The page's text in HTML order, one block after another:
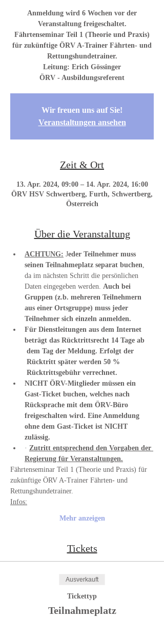
Anmeldung wird 6 Wochen vor der
Veranstaltung freigeschaltet.
Fährtenseminar Teil 1 (Theorie und Praxis)
für zukünftige ÖRV A-Trainer Fährten- und
Rettungshundetrainer.
Leitung: Erich Gössinger
ÖRV - Ausbildungsreferent
Wir freuen uns auf Sie!
Veranstaltungen ansehen
Zeit & Ort
13. Apr. 2024, 09:00 – 14. Apr. 2024, 16:00
ÖRV HSV Schwertberg, Furth, Schwertberg,
Österreich
Über die Veranstaltung
ACHTUNG: Jeder Teilnehmer muss
seinen Teilnahmeplatz separat buchen,
da im nächsten Schritt die persönlichen
Daten eingegeben werden. Auch bei
Gruppen (z.b. mehreren Teilnehmern
aus einer Ortsgruppe) muss jeder
Teilnehmer sich einzeln anmelden.
Für Dienstleitungen aus dem Internet
beträgt das Rücktrittsrecht 14 Tage ab
dem Tag der Meldung. Erfolgt der
Rücktritt später werden 50 %
Rücktrittsgebühr verrechnet.
NICHT ÖRV-Mitglieder müssen ein
Gast-Ticket buchen, welches nach
Rücksprache mit dem ÖRV-Büro
freigeschalten wird. Eine Anmeldung
ohne dem Gast-Ticket ist NICHT
zulässig.
· Zutritt entsprechend den Vorgaben der
Regierung für Veranstaltungen.
Fährtenseminar Teil 1 (Theorie und Praxis) für
zukünftige ÖRV A-Trainer Fährten- und
Rettungshundetrainer.
Infos:
Mehr anzeigen
Tickets
Ausverkauft
Tickettyp
Teilnahmeplatz